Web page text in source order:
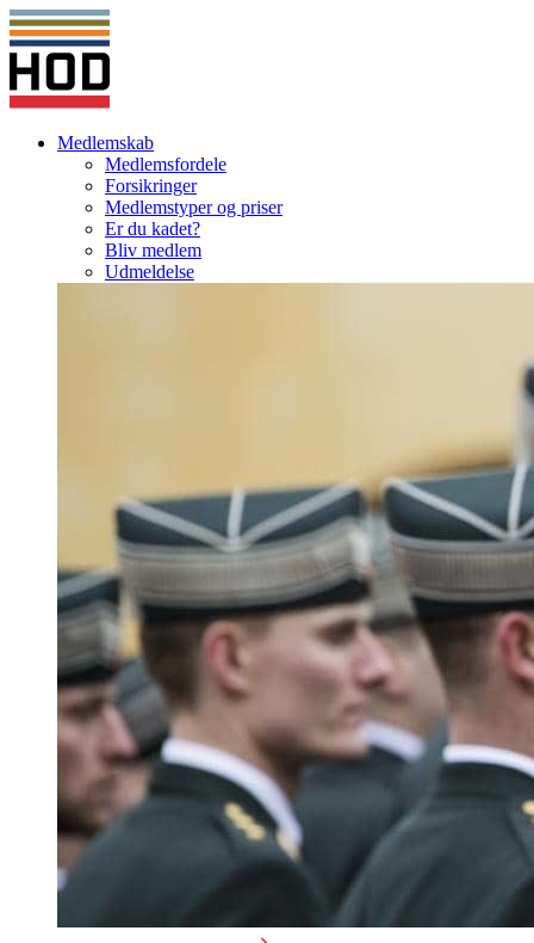
Medlemskab
Medlemsfordele
Forsikringer
Medlemstyper og priser
Er du kadet?
Bliv medlem
Udmeldelse